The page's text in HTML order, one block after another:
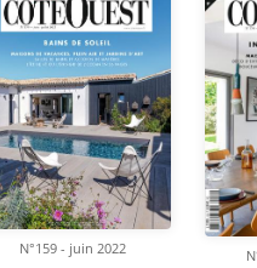
N°159 - juin 2022